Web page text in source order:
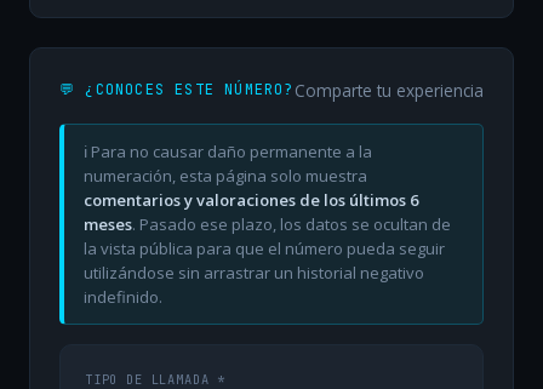
💬 ¿CONOCES ESTE NÚMERO? Comparte tu experiencia
ℹ️ Para no causar daño permanente a la
numeración, esta página solo muestra
comentarios y valoraciones de los últimos 6
meses. Pasado ese plazo, los datos se ocultan de
la vista pública para que el número pueda seguir
utilizándose sin arrastrar un historial negativo
indefinido.
TIPO DE LLAMADA *